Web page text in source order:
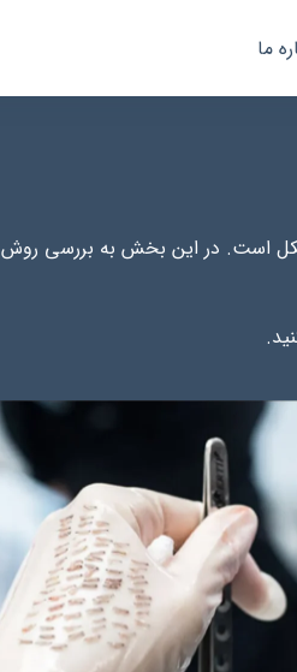
ما
است. در این بخش به بررسی روش